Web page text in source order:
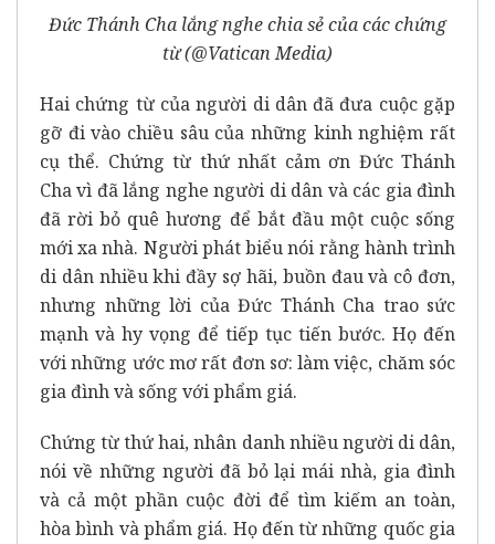
Đức Thánh Cha lắng nghe chia sẻ của các chứng
từ (@Vatican Media)
Hai chứng từ của người di dân đã đưa cuộc gặp
gỡ đi vào chiều sâu của những kinh nghiệm rất
cụ thể. Chứng từ thứ nhất cảm ơn Đức Thánh
Cha vì đã lắng nghe người di dân và các gia đình
đã rời bỏ quê hương để bắt đầu một cuộc sống
mới xa nhà. Người phát biểu nói rằng hành trình
di dân nhiều khi đầy sợ hãi, buồn đau và cô đơn,
nhưng những lời của Đức Thánh Cha trao sức
mạnh và hy vọng để tiếp tục tiến bước. Họ đến
với những ước mơ rất đơn sơ: làm việc, chăm sóc
gia đình và sống với phẩm giá.
Chứng từ thứ hai, nhân danh nhiều người di dân,
nói về những người đã bỏ lại mái nhà, gia đình
và cả một phần cuộc đời để tìm kiếm an toàn,
hòa bình và phẩm giá. Họ đến từ những quốc gia